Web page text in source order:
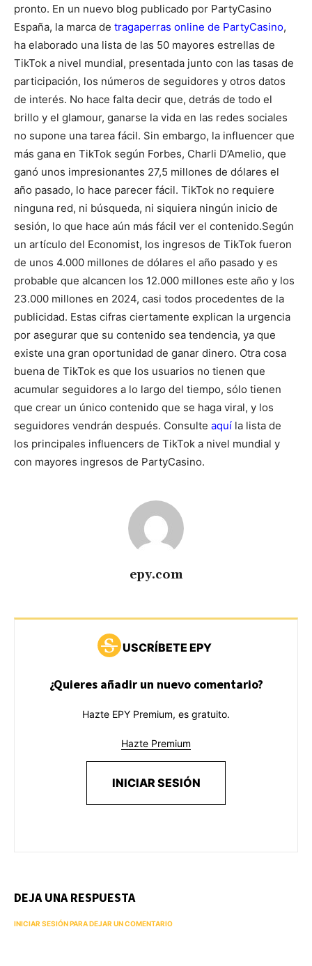
pronto. En un nuevo blog publicado por PartyCasino
España, la marca de tragaperras online de PartyCasino,
ha elaborado una lista de las 50 mayores estrellas de
TikTok a nivel mundial, presentada junto con las tasas de
participación, los números de seguidores y otros datos
de interés. No hace falta decir que, detrás de todo el
brillo y el glamour, ganarse la vida en las redes sociales
no supone una tarea fácil. Sin embargo, la influencer que
más gana en TikTok según Forbes, Charli D’Amelio, que
ganó unos impresionantes 27,5 millones de dólares el
año pasado, lo hace parecer fácil. TikTok no requiere
ninguna red, ni búsqueda, ni siquiera ningún inicio de
sesión, lo que hace aún más fácil ver el contenido.Según
un artículo del Economist, los ingresos de TikTok fueron
de unos 4.000 millones de dólares el año pasado y es
probable que alcancen los 12.000 millones este año y los
23.000 millones en 2024, casi todos procedentes de la
publicidad. Estas cifras ciertamente explican la urgencia
por asegurar que su contenido sea tendencia, ya que
existe una gran oportunidad de ganar dinero. Otra cosa
buena de TikTok es que los usuarios no tienen que
acumular seguidores a lo largo del tiempo, sólo tienen
que crear un único contenido que se haga viral, y los
seguidores vendrán después. Consulte aquí la lista de
los principales influencers de TikTok a nivel mundial y
con mayores ingresos de PartyCasino.
epy.com
USCRÍBETE EPY
¿Quieres añadir un nuevo comentario?
Hazte EPY Premium, es gratuito.
Hazte Premium
INICIAR SESIÓN
DEJA UNA RESPUESTA
INICIAR SESIÓN PARA DEJAR UN COMENTARIO